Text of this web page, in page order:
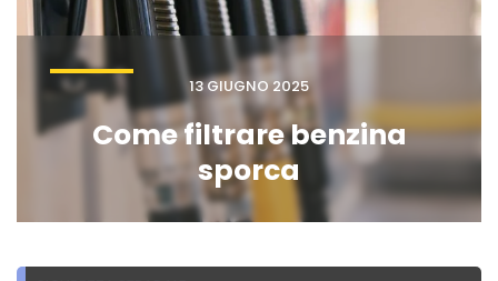
13 GIUGNO 2025
Come filtrare benzina
sporca